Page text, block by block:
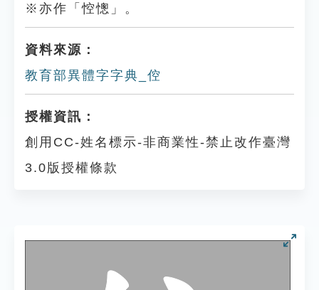
※亦作「悾憁」。
資料來源：
教育部異體字字典_倥
授權資訊：
創用CC-姓名標示-非商業性-禁止改作臺灣
3.0版授權條款